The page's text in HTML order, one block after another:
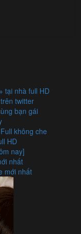
tại nhà full HD
twitter
bạn gái
không che
HD
nay]
nhất
mới nhất